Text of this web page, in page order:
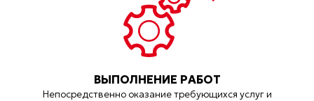
ВЫПОЛНЕНИЕ РАБОТ
Непосредственно оказание требующихся услуг и